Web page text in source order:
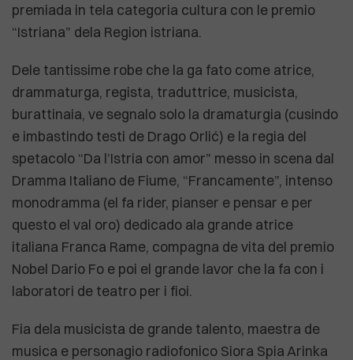
premiada in tela categoria cultura con le premio
“Istriana” dela Region istriana.
Dele tantissime robe che la ga fato come atrice,
drammaturga, regista, traduttrice, musicista,
burattinaia, ve segnalo solo la dramaturgia (cusindo
e imbastindo testi de Drago Orlić) e la regia del
spetacolo “Da l’Istria con amor” messo in scena dal
Dramma Italiano de Fiume, “Francamente”, intenso
monodramma (el fa rider, pianser e pensar e per
questo el val oro) dedicado ala grande atrice
italiana Franca Rame, compagna de vita del premio
Nobel Dario Fo e poi el grande lavor che la fa con i
laboratori de teatro per i fioi.
Fia dela musicista de grande talento, maestra de
musica e personagio radiofonico Siora Spia Arinka